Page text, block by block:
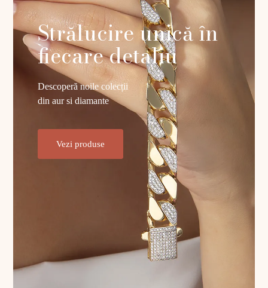
Strălucire unică în
fiecare detaliu
Descoperă noile colecții
din aur si diamante
Vezi produse